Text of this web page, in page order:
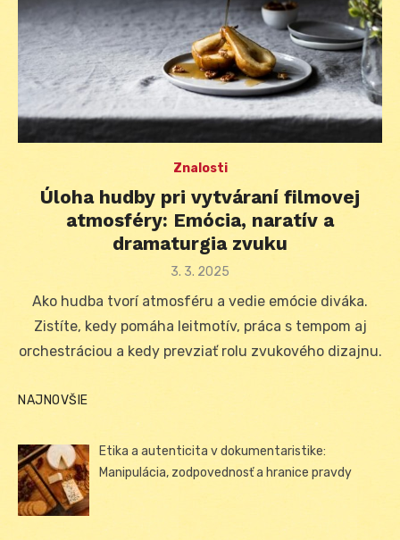
Znalosti
Úloha hudby pri vytváraní filmovej
atmosféry: Emócia, naratív a
dramaturgia zvuku
Posted
3. 3. 2025
Ako hudba tvorí atmosféru a vedie emócie diváka.
Zistíte, kedy pomáha leitmotív, práca s tempom aj
orchestráciou a kedy prevziať rolu zvukového dizajnu.
NAJNOVŠIE
Etika a autenticita v dokumentaristike:
Manipulácia, zodpovednosť a hranice pravdy